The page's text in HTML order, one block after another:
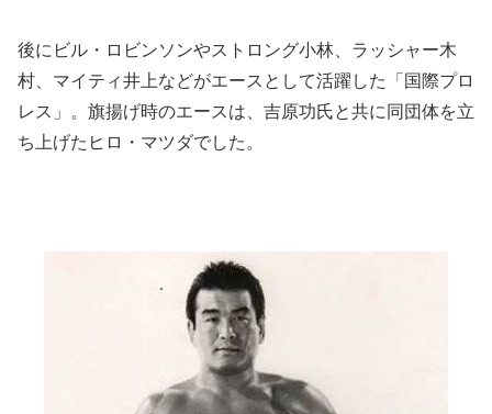
後にビル・ロビンソンやストロング小林、ラッシャー木
村、マイティ井上などがエースとして活躍した「国際プロ
レス」。旗揚げ時のエースは、吉原功氏と共に同団体を立
ち上げたヒロ・マツダでした。